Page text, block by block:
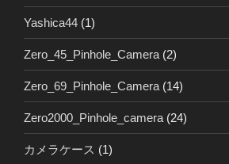
Yashica44 (1)
Zero_45_Pinhole_Camera (2)
Zero_69_Pinhole_Camera (14)
Zero2000_Pinhole_camera (24)
カメラケース (1)